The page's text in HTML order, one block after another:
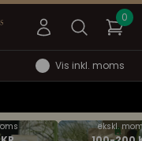
Vis inkl. moms